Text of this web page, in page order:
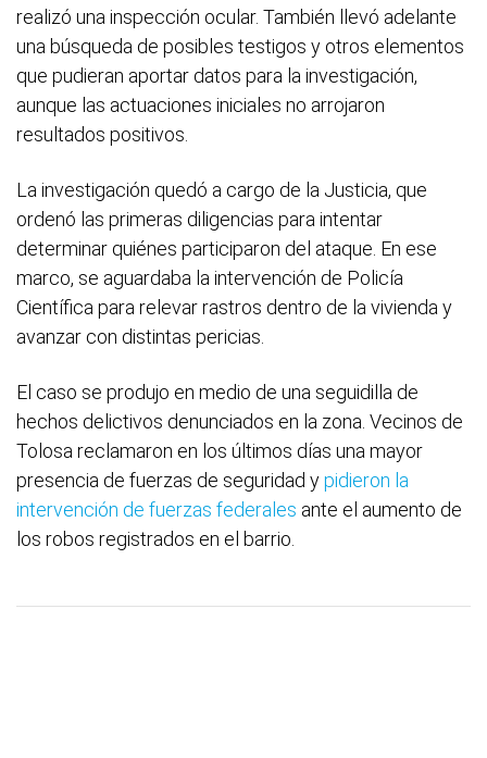
realizó una inspección ocular. También llevó adelante
una búsqueda de posibles testigos y otros elementos
que pudieran aportar datos para la investigación,
aunque las actuaciones iniciales no arrojaron
resultados positivos.
La investigación quedó a cargo de la Justicia, que
ordenó las primeras diligencias para intentar
determinar quiénes participaron del ataque. En ese
marco, se aguardaba la intervención de Policía
Científica para relevar rastros dentro de la vivienda y
avanzar con distintas pericias.
El caso se produjo en medio de una seguidilla de
hechos delictivos denunciados en la zona. Vecinos de
Tolosa reclamaron en los últimos días una mayor
presencia de fuerzas de seguridad ypidieron la
intervención de fuerzas federales ante el aumento de
los robos registrados en el barrio.